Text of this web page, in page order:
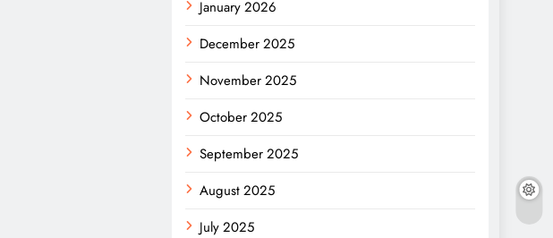
January 2026
December 2025
November 2025
October 2025
September 2025
August 2025
July 2025